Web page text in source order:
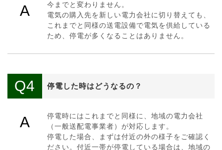
A
今までと変わりません。
電気の購入先を新しい電力会社に切り替えても、
これまでと同様の送電設備で電気を供給している
ため、停電が多くなることはありません。
Q4 停電した時はどうなるの？
A
停電時にはこれまでと同様に、地域の電力会社
（一般送配電事業者）が対応します。
停電した場合、まずは付近の外の様子をご確認く
ださい。付近一帯が停電している場合は、地域の